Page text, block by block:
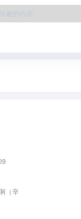
（辛